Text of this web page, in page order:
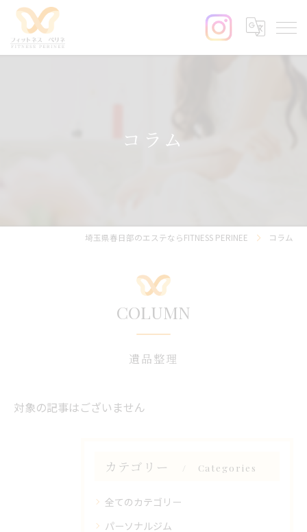
コラム
埼玉県春日部のエステならFITNESS PERINEE コラム
COLUMN
遺品整理
対象の記事はございません
カテゴリー Categories
全てのカテゴリー
パーソナルジム